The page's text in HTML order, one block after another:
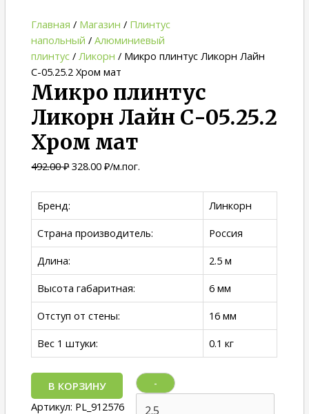
Главная / Магазин / Плинтус
напольный /Алюминиевый
плинтус / Ликорн / Микро плинтус Ликорн Лайн
С-05.25.2 Хром мат
Микро плинтус
Ликорн Лайн С-05.25.2
Хром мат
492.00₽ 328.00₽/м.пог.
Бренд:
Линкорн
Страна производитель:
Россия
Длина:
2.5 м
Высота габаритная:
6 мм
Отступ от стены:
16 мм
Вес 1 штуки:
0.1 кг
-
В КОРЗИНУ
Артикул: PL_912576